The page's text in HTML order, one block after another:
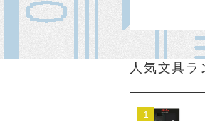
人気文具ラ
1